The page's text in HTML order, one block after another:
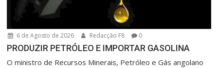
6 de Agosto de 2026 Redacção F8 0
PRODUZIR PETRÓLEO E IMPORTAR GASOLINA
O ministro de Recursos Minerais, Petróleo e Gás angolano